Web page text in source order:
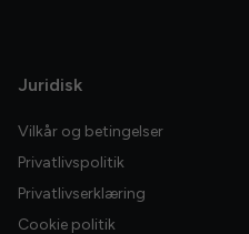
Juridisk
Vilkår og betingelser
Privatlivspolitik
Privatlivserklæring
Cookie politik